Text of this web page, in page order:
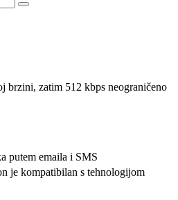
brzini, zatim 512 kbps neograničeno
putem emaila i SMS
je kompatibilan s tehnologijom